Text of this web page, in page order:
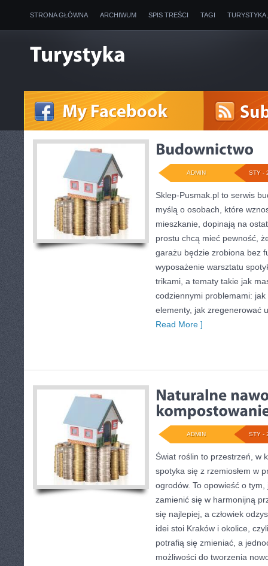
STRONA GŁÓWNA ARCHIWUM SPIS TREŚCI TAGI
STY -
ADMIN
Sklep-Pusmak.pl to serwis
myślą o osobach, które
mieszkanie, dopinają na
prostu chcą mieć pewność,
garażu będzie zrobiona bez
wyposażenie warsztatu
trikami, a tematy takie jak
codziennymi problemami:
elementy, jak zregenerować
Read More ]
STY -
ADMIN
Świat roślin to przestrzeń, w
spotyka się z rzemiosłem w
ogrodów. To opowieść o
zamienić się w harmonijną
się najlepiej, a człowiek
idei stoi Kraków i okolice,
potrafią się zmieniać, a
możliwości do tworzenia